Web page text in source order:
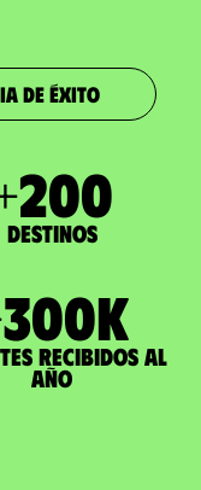
DE ÉXITO
200
Destinos
300K
recibidos al
año